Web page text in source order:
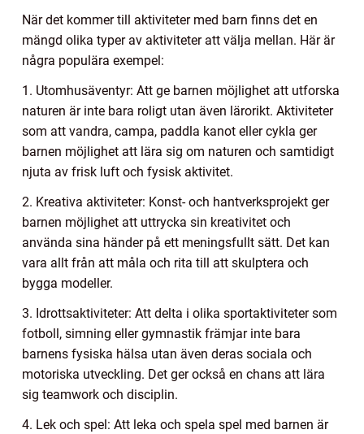
När det kommer till aktiviteter med barn finns det en
mängd olika typer av aktiviteter att välja mellan. Här är
några populära exempel:
1. Utomhusäventyr: Att ge barnen möjlighet att utforska
naturen är inte bara roligt utan även lärorikt. Aktiviteter
som att vandra, campa, paddla kanot eller cykla ger
barnen möjlighet att lära sig om naturen och samtidigt
njuta av frisk luft och fysisk aktivitet.
2. Kreativa aktiviteter: Konst- och hantverksprojekt ger
barnen möjlighet att uttrycka sin kreativitet och
använda sina händer på ett meningsfullt sätt. Det kan
vara allt från att måla och rita till att skulptera och
bygga modeller.
3. Idrottsaktiviteter: Att delta i olika sportaktiviteter som
fotboll, simning eller gymnastik främjar inte bara
barnens fysiska hälsa utan även deras sociala och
motoriska utveckling. Det ger också en chans att lära
sig teamwork och disciplin.
4. Lek och spel: Att leka och spela spel med barnen är